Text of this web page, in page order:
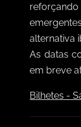
alternativa
As datas
em breve
Bilhetes -